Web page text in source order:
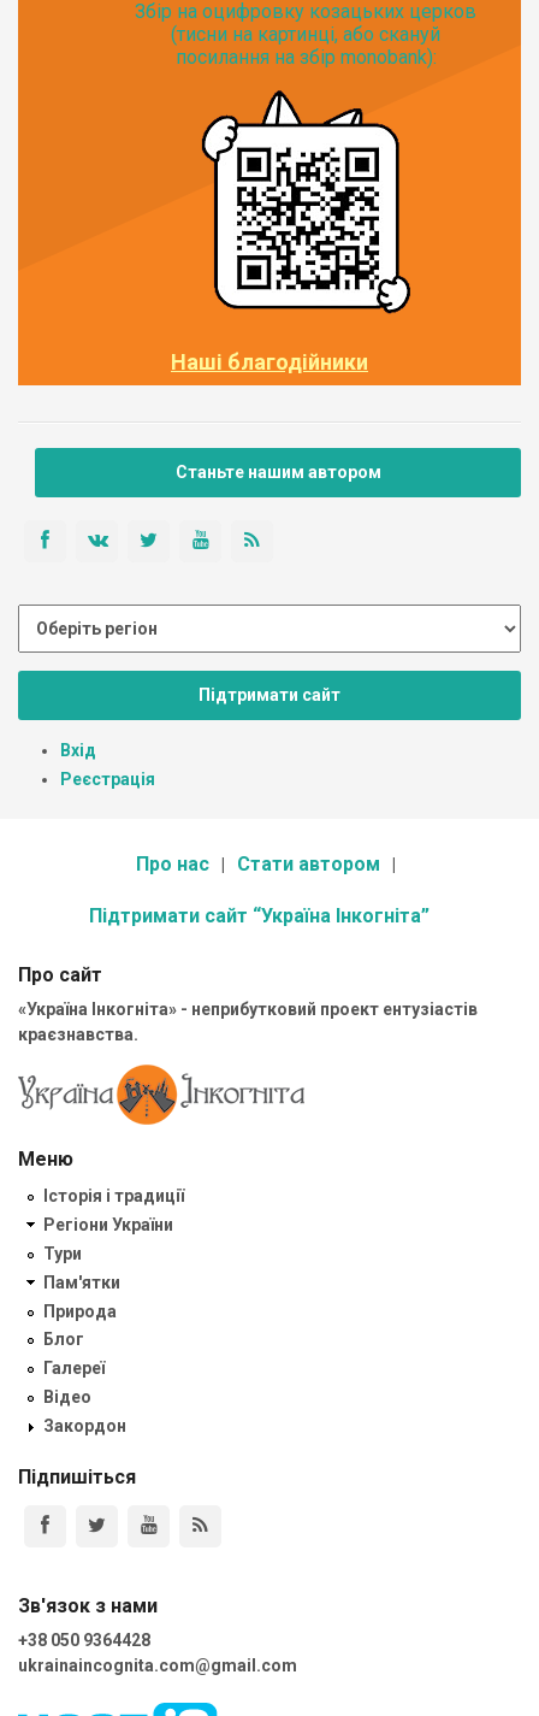
Збір на оцифровку козацьких церков
(тисни на картинці, або скануй
посилання на збір monobank):
Наші благодійники
Станьте нашим автором
Підтримати сайт
Вхід
Реєстрація
Про нас Стати автором
Підтримати сайт “Україна Інкогніта”
Про сайт
«Україна Інкогніта» - неприбутковий проект ентузіастів
краєзнавства.
Меню
Історія і традиції
Регіони України
Тури
Пам'ятки
Природа
Блог
Галереї
Відео
Закордон
Підпишіться
Зв'язок з нами
+38 050 9364428
ukrainaincognita.com@gmail.com